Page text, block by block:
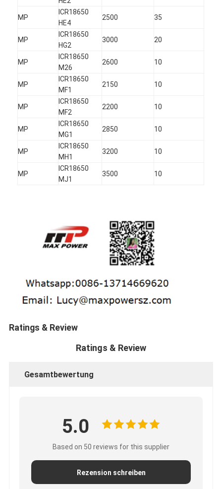
MP
ICR18650
HE4
2500 35
MP
ICR18650
HG2
3000 20
MP
ICR18650
M26
2600 10
MP
ICR18650
MF1
2150 10
MP
ICR18650
MF2
2200 10
MP
ICR18650
MG1
2850 10
MP
ICR18650
MH1
3200 10
MP
ICR18650
MJ1
3500 10
Ratings & Review
Ratings & Review
Gesamtbewertung
5.0
Based on 50 reviews for this supplier
Rezension schreiben